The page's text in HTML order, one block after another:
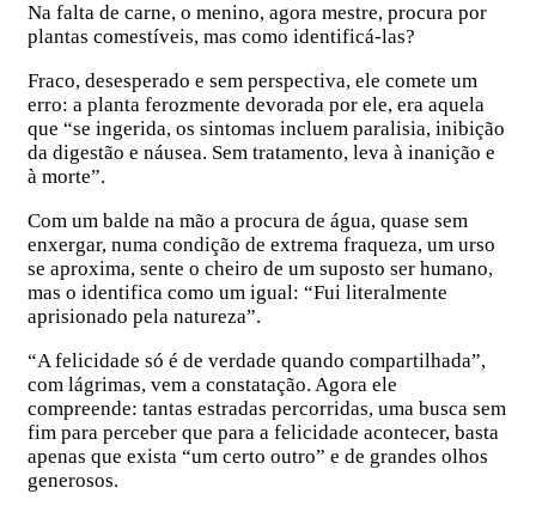
Na falta de carne, o menino, agora mestre, procura por
plantas comestíveis, mas como identificá-las?
Fraco, desesperado e sem perspectiva, ele comete um
erro: a planta ferozmente devorada por ele, era aquela
que “se ingerida, os sintomas incluem paralisia, inibição
da digestão e náusea. Sem tratamento, leva à inanição e
à morte”.
Com um balde na mão a procura de água, quase sem
enxergar, numa condição de extrema fraqueza, um urso
se aproxima, sente o cheiro de um suposto ser humano,
mas o identifica como um igual: “Fui literalmente
aprisionado pela natureza”.
“A felicidade só é de verdade quando compartilhada”,
com lágrimas, vem a constatação. Agora ele
compreende: tantas estradas percorridas, uma busca sem
fim para perceber que para a felicidade acontecer, basta
apenas que exista “um certo outro” e de grandes olhos
generosos.